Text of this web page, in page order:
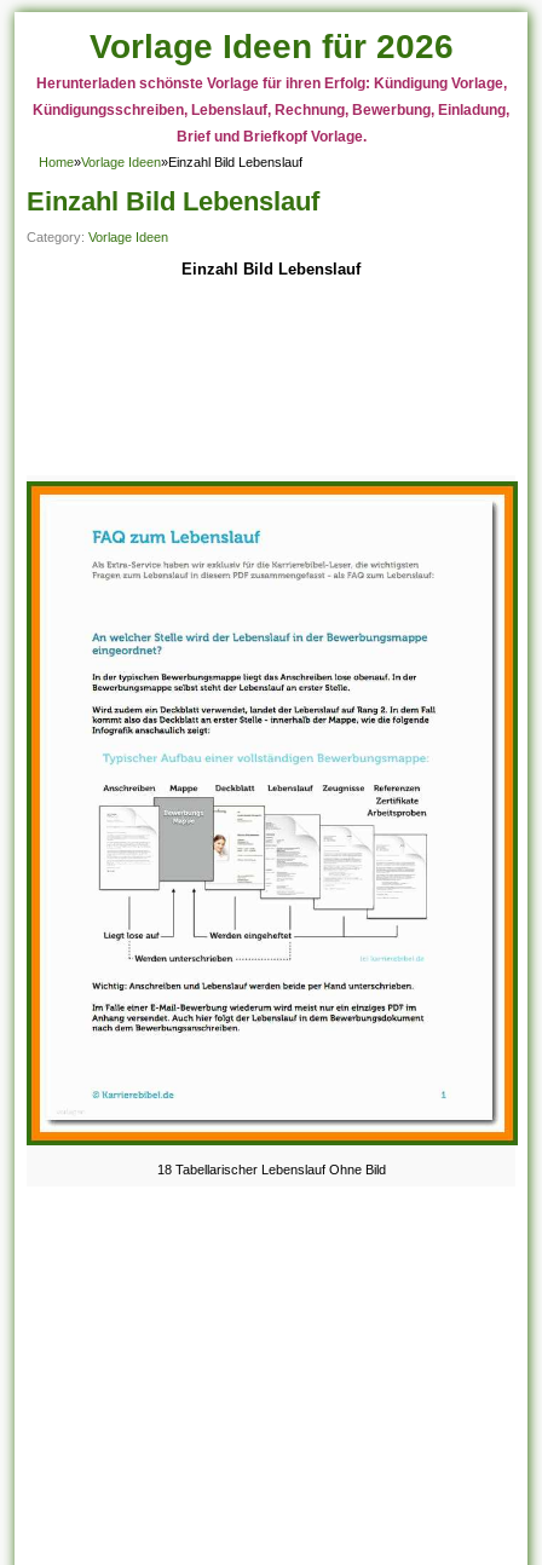
Vorlage Ideen für 2026
Herunterladen schönste Vorlage für ihren Erfolg: Kündigung Vorlage,
Kündigungsschreiben, Lebenslauf, Rechnung, Bewerbung, Einladung,
Brief und Briefkopf Vorlage.
Home»Vorlage Ideen»Einzahl Bild Lebenslauf
Einzahl Bild Lebenslauf
Category:Vorlage Ideen
Einzahl Bild Lebenslauf
18 Tabellarischer Lebenslauf Ohne Bild